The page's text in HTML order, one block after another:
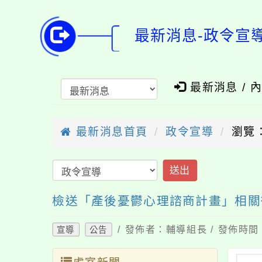
最新消息-政令宣
最新消息 /
最新消息首頁 政令宣導 瀏覽
送出
檢送「產後憂鬱心理諮商計畫」相
宣導 公告 / 發佈者：輔導組長 / 發佈時